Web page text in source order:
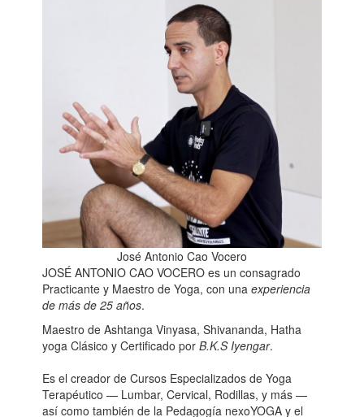
José Antonio Cao Vocero
JOSÉ ANTONIO CAO VOCERO es un consagrado
Practicante y Maestro de Yoga, con unaexperiencia
de más de 25 años.
Maestro de Ashtanga Vinyasa, Shivananda, Hatha
yoga Clásico y Certificado porB.K.S Iyengar.
Es el creador de Cursos Especializados de Yoga
Terapéutico — Lumbar, Cervical, Rodillas, y más —
así como también de la Pedagogía nexoYOGA y el